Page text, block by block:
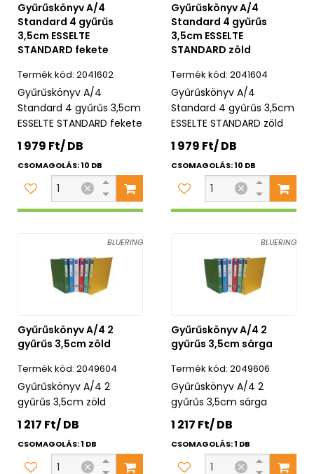
Gyűrűskönyv A/4
Standard 4 gyűrűs
3,5cm ESSELTE
STANDARD fekete
2041602
Gyűrűskönyv A/4
Standard 4 gyűrűs 3,5cm
ESSELTE STANDARD fekete
1 979 Ft/ DB
CSOMAGOLÁS: 10 DB
Gyűrűskönyv A/4
Standard 4 gyűrűs
3,5cm ESSELTE
STANDARD zöld
2041604
Gyűrűskönyv A/4
Standard 4 gyűrűs 3,5cm
ESSELTE STANDARD zöld
1 979 Ft/ DB
CSOMAGOLÁS: 10 DB
BLUERING
Gyűrűskönyv A/4 2
gyűrűs 3,5cm zöld
2049604
Gyűrűskönyv A/4 2
gyűrűs 3,5cm zöld
1 217 Ft/ DB
CSOMAGOLÁS: 1 DB
BLUERING
Gyűrűskönyv A/4 2
gyűrűs 3,5cm sárga
2049606
Gyűrűskönyv A/4 2
gyűrűs 3,5cm sárga
1 217 Ft/ DB
CSOMAGOLÁS: 1 DB